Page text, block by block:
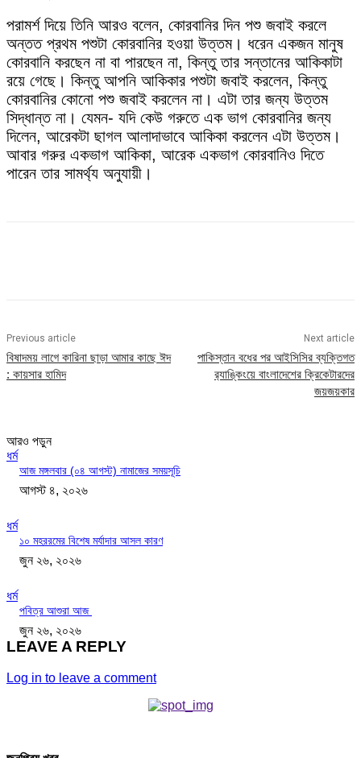
পরামর্শ দিয়ে তিনি আরও বলেন, কোরবানির দিন পশু জবাই করলে
অন্তত প্রথম পশুটা কোরবানির হওয়া উত্তম। ধরেন একজন মানুষ
কোরবানি করছেন না বা পারছেন না, কিন্তু তার সন্তানের আকিকাটা
রয়ে গেছে। কিন্তু আপনি আকিকার পশুটা জবাই করলেন, কিন্তু
কোরবানির কোনো পশু জবাই করলেন না। এটা তার জন্য উত্তম
সিদ্ধান্ত না। যেমন- যদি কেউ গরুতে এক ভাগ কোরবানির জন্য
দিলেন, আরেকটা ছাগল আলাদাভাবে আকিকা করলেন এটা উত্তম।
আবার গরুর একভাগ আকিকা, আরেক একভাগ কোরবানিও দিতে
পারেন তার সামর্থ্য অনুযায়ী।
Previous article
বিষাদময় লাগে কারিনা ছাড়া আমার কাছে ঈদ
: কায়সার হামিদ
Next article
পাকিস্তান বধের পর আইসিসির ব্যক্তিগত
র‍্যাঙ্কিংয়ে বাংলাদেশের ক্রিকেটারদের
জয়জয়কার
আরও পড়ুন
ধর্ম
আজ মঙ্গলবার (০৪ আগস্ট) নামাজের সময়সূচি
আগস্ট ৪, ২০২৬
ধর্ম
১০ মহররমের বিশেষ মর্যাদার আসল কারণ
জুন ২৬, ২০২৬
ধর্ম
পবিত্র আশুরা আজ
জুন ২৬, ২০২৬
LEAVE A REPLY
Log in to leave a comment